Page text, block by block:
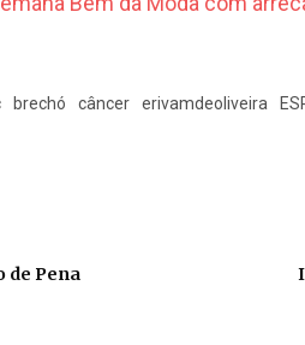
brechó câncer erivamdeoliveira
de Pena